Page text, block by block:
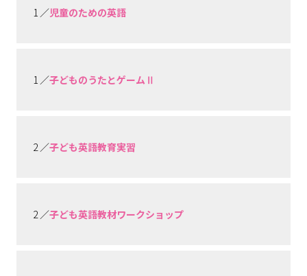
1 ／児童のための英語
1 ／子どものうたとゲームⅡ
2 ／子ども英語教育実習
2 ／子ども英語教材ワークショップ